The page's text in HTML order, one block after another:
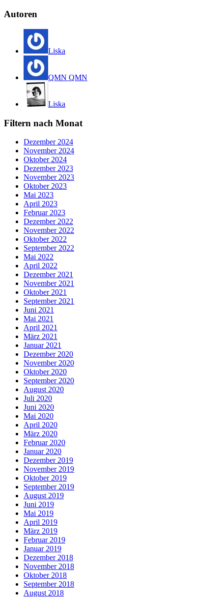
Autoren
Liska
QMN QMN
Liska
Filtern nach Monat
Dezember 2024
November 2024
Oktober 2024
Dezember 2023
November 2023
Oktober 2023
Mai 2023
April 2023
Februar 2023
Dezember 2022
November 2022
Oktober 2022
September 2022
Mai 2022
April 2022
Dezember 2021
November 2021
Oktober 2021
September 2021
Juni 2021
Mai 2021
April 2021
März 2021
Januar 2021
Dezember 2020
November 2020
Oktober 2020
September 2020
August 2020
Juli 2020
Juni 2020
Mai 2020
April 2020
März 2020
Februar 2020
Januar 2020
Dezember 2019
November 2019
Oktober 2019
September 2019
August 2019
Juni 2019
Mai 2019
April 2019
März 2019
Februar 2019
Januar 2019
Dezember 2018
November 2018
Oktober 2018
September 2018
August 2018